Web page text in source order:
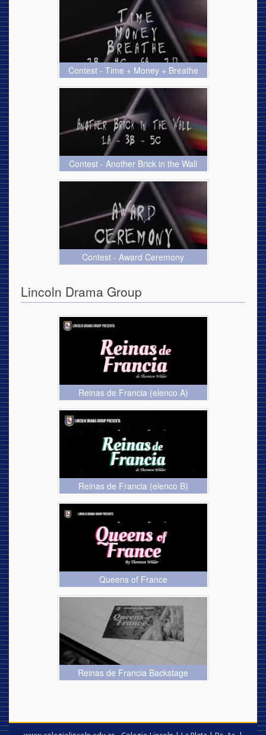
Contest - Time + Money + Breathe
Contest - Another Brick in the Wall
Contest - Award Ceremony
Lincoln Drama Group
Reinas de Francia (elenco A)
Reinas de Francia (elenco B)
Queens of France
Reinas de Francia Backstage